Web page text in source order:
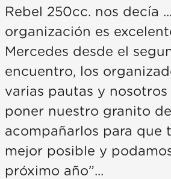
Rebel 250cc. nos decía
organización es
Mercedes desde el
encuentro, los
varias pautas y nosotros
poner nuestro granito
acompañarlos para que
mejor posible y
próximo año”...